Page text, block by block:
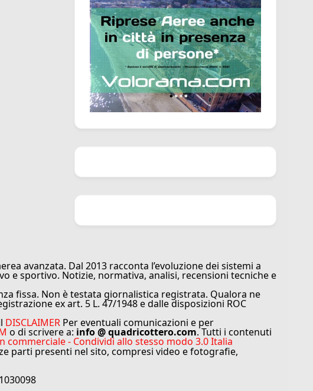
avanzata. Dal 2013 racconta l’evoluzione dei sistemi a
e sportivo. Notizie, normativa, analisi, recensioni tecniche e
fissa. Non è testata giornalistica registrata. Qualora ne
ex art. 5 L. 47/1948 e dalle disposizioni ROC
DISCLAIMER Per eventuali comunicazioni e per
o di scrivere a: info @ quadricottero.com. Tutti i contenuti
commerciale - Condividi allo stesso modo 3.0 Italia
parti presenti nel sito, compresi video e fotografie,